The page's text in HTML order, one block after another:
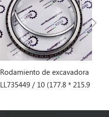
Rodamiento de excavadora
LL735449 / 10 (177.8 * 215.9